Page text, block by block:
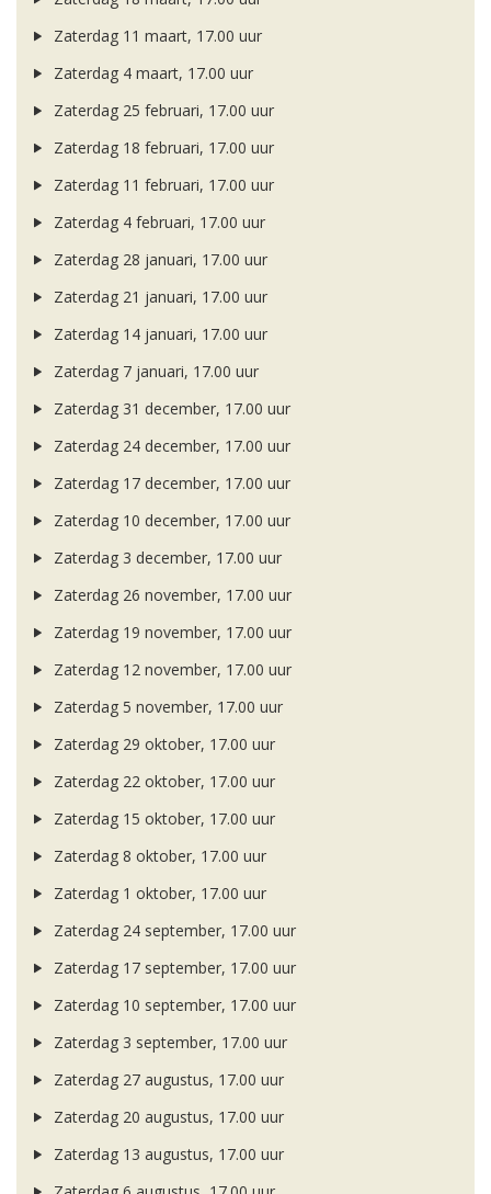
Zaterdag 11 maart, 17.00 uur
Zaterdag 4 maart, 17.00 uur
Zaterdag 25 februari, 17.00 uur
Zaterdag 18 februari, 17.00 uur
Zaterdag 11 februari, 17.00 uur
Zaterdag 4 februari, 17.00 uur
Zaterdag 28 januari, 17.00 uur
Zaterdag 21 januari, 17.00 uur
Zaterdag 14 januari, 17.00 uur
Zaterdag 7 januari, 17.00 uur
Zaterdag 31 december, 17.00 uur
Zaterdag 24 december, 17.00 uur
Zaterdag 17 december, 17.00 uur
Zaterdag 10 december, 17.00 uur
Zaterdag 3 december, 17.00 uur
Zaterdag 26 november, 17.00 uur
Zaterdag 19 november, 17.00 uur
Zaterdag 12 november, 17.00 uur
Zaterdag 5 november, 17.00 uur
Zaterdag 29 oktober, 17.00 uur
Zaterdag 22 oktober, 17.00 uur
Zaterdag 15 oktober, 17.00 uur
Zaterdag 8 oktober, 17.00 uur
Zaterdag 1 oktober, 17.00 uur
Zaterdag 24 september, 17.00 uur
Zaterdag 17 september, 17.00 uur
Zaterdag 10 september, 17.00 uur
Zaterdag 3 september, 17.00 uur
Zaterdag 27 augustus, 17.00 uur
Zaterdag 20 augustus, 17.00 uur
Zaterdag 13 augustus, 17.00 uur